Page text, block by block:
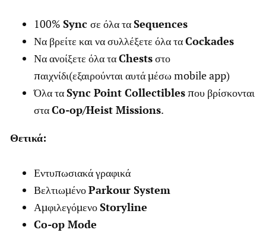
100% Sync σε όλα ταSequences
Να βρείτε και να συλλέξετε όλα ταCockades
Να ανοίξετε όλα ταChestsστο
παιχνίδι(εξαιρούνται αυτά μέσω mobile app)
Όλα ταSync Point Collectiblesπου βρίσκονται
σταCo-op/Heist Missions.
Θετικά:
Εντυπωσιακά γραφικά
ΒελτιωμένοParkour System
ΑμφιλεγόμενοStoryline
Co-op Mode